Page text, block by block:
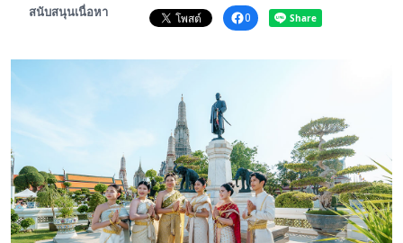
สนับสนุนเนื่อหา 0